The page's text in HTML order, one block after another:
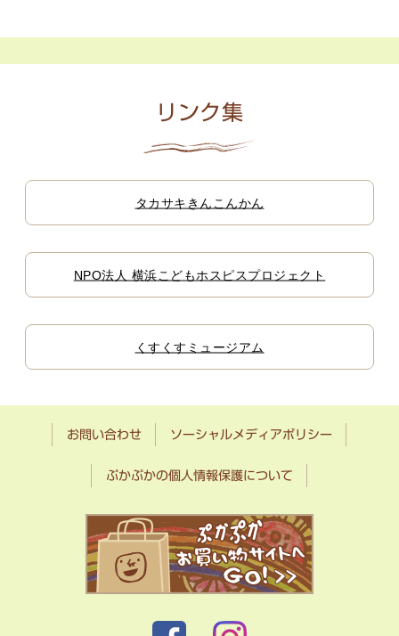
リンク集
タカサキきんこんかん
NPO法人 横浜こどもホスピスプロジェクト
くすくすミュージアム
お問い合わせ ソーシャルメディアポリシー
ぷかぷかの個人情報保護について